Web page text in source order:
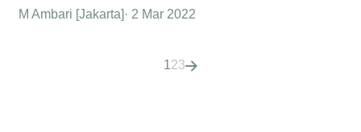
M Ambari [Jakarta] 2 Mar 2022
123